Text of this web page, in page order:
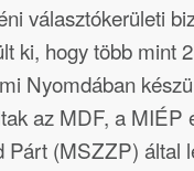
választókerületi
ki, hogy több mint
Nyomdában
az MDF, a MIÉP
Párt (MSZZP) által